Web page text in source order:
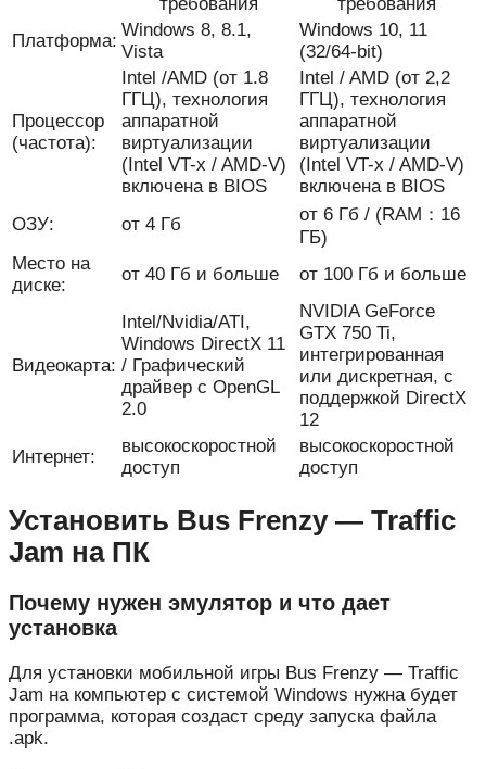
Платформа:
Windows 8, 8.1,
Vista
Windows 10, 11
(32/64-bit)
Процессор
(частота):
Intel /AMD (от 1.8
ГГЦ), технология
аппаратной
виртуализации
(Intel VT-x / AMD-V)
включена в BIOS
Intel / AMD (от 2,2
ГГЦ), технология
аппаратной
виртуализации
(Intel VT-x / AMD-V)
включена в BIOS
ОЗУ:
от 4 Гб
от 6 Гб / (RAM：16
ГБ)
Место на
диске:
от 40 Гб и больше от 100 Гб и больше
Видеокарта:
Intel/Nvidia/ATI,
Windows DirectX 11
/ Графический
драйвер с OpenGL
2.0
NVIDIA GeForce
GTX 750 Ti,
интегрированная
или дискретная, с
поддержкой DirectX
12
Интернет:
высокоскоростной
доступ
высокоскоростной
доступ
Установить Bus Frenzy — Traffic
Jam на ПК
Почему нужен эмулятор и что дает
установка
Для установки мобильной игры Bus Frenzy — Traffic
Jam на компьютер с системой Windows нужна будет
программа, которая создаст среду запуска файла
.apk.